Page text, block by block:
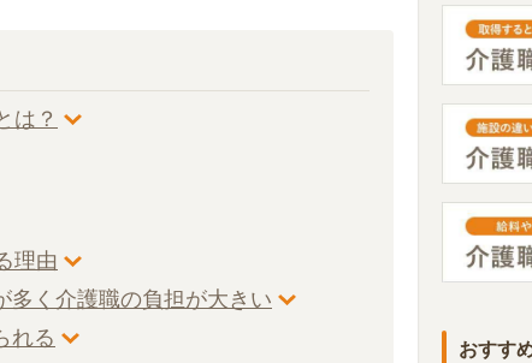
は？
理由
く介護職の負担が大きい
れる
おすす